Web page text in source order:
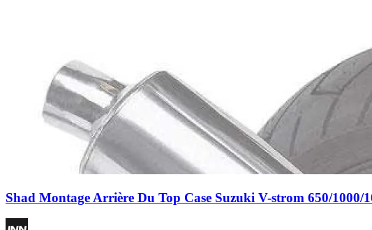
Shad Montage Arrière Du Top Case Suzuki V-strom 650/1000/